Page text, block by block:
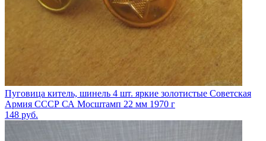
Пуговица китель, шинель 4 шт. яркие золотистые Советская
Армия СССР СА Мосштамп 22 мм 1970 г
148 руб.